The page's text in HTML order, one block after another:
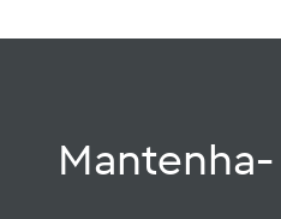
Mantenha-